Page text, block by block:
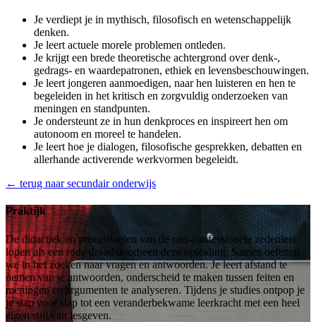
Je verdiept je in mythisch, filosofisch en wetenschappelijk
denken.
Je leert actuele morele problemen ontleden.
Je krijgt een brede theoretische achtergrond over denk-,
gedrags- en waardepatronen, ethiek en levensbeschouwingen.
Je leert jongeren aanmoedigen, naar hen luisteren en hen te
begeleiden in het kritisch en zorgvuldig onderzoeken van
meningen en standpunten.
Je ondersteunt ze in hun denkproces en inspireert hen om
autonoom en moreel te handelen.
Je leert hoe je dialogen, filosofische gesprekken, debatten en
allerhande activerende werkvormen begeleidt.
← terug naar secundair onderwijs
Praktijk
De didactiek en procesdoelen van de niet-confessionele zedenleer
lopen als een rode draad doorheen deze opleiding. Samen oefenen
we in het zoeken naar vragen en antwoorden. Je leert afstand te
nemen van je antwoorden, onderscheid te maken tussen feiten en
meningen en argumenten te analyseren. Tijdens je studies ontpop je
je stap voor stap tot een veranderbekwame leerkracht met een heel
eigen stijl van lesgeven.